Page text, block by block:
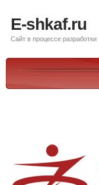
E-shkaf.ru
Сайт в процессе разработки